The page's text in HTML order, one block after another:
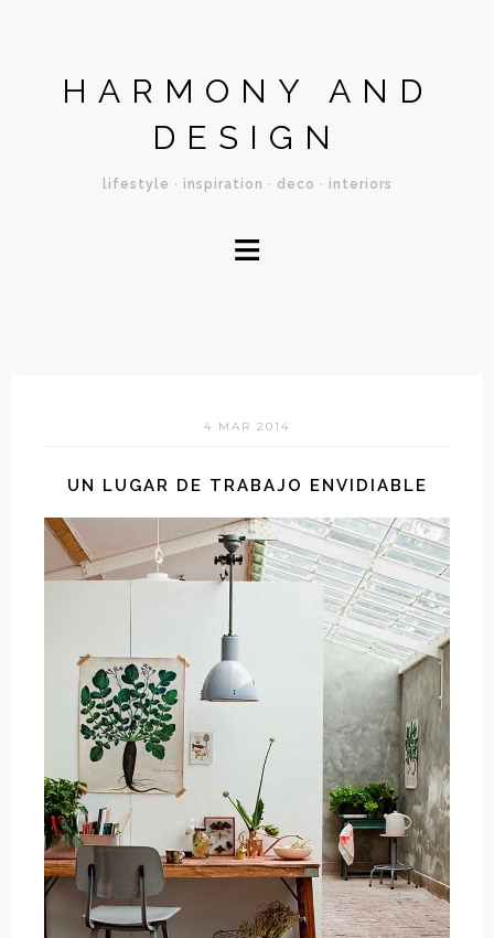
HARMONY AND
DESIGN
lifestyle · inspiration · deco · interiors
≡
4 MAR 2014
UN LUGAR DE TRABAJO ENVIDIABLE